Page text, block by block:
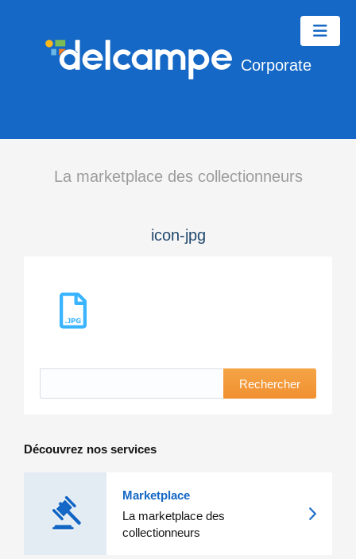
Corporate
La marketplace des collectionneurs
icon-jpg
Rechercher
Découvrez nos services
Marketplace
La marketplace des
collectionneurs